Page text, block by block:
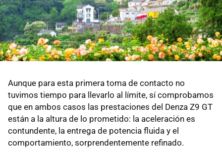
Aunque para esta primera toma de contacto no
tuvimos tiempo para llevarlo al límite, sí comprobamos
que en ambos casos las prestaciones del Denza Z9 GT
están a la altura de lo prometido: la aceleración es
contundente, la entrega de potencia fluida y el
comportamiento, sorprendentemente refinado.